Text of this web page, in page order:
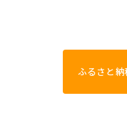
ふるさと